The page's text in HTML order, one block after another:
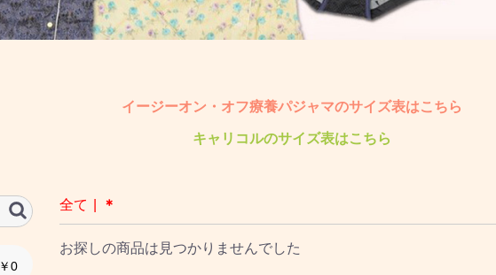
イージーオン・オフ療養パジャマのサイズ表はこちら
キャリコルのサイズ表はこちら
￥0
全て ＊
お探しの商品は見つかりませんでした